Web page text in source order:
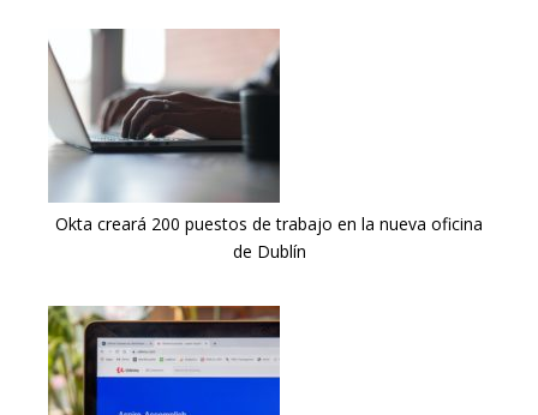
Okta creará 200 puestos de trabajo en la nueva oficina
de Dublín